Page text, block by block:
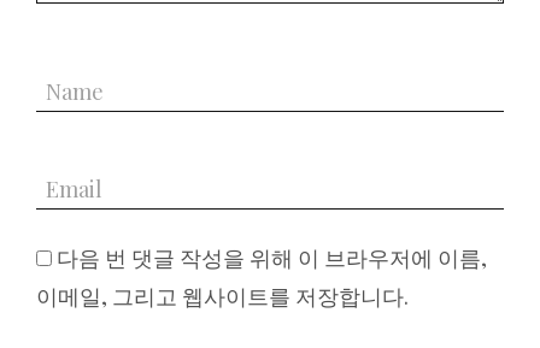
다음 번 댓글 작성을 위해 이 브라우저에 이름,
이메일, 그리고 웹사이트를 저장합니다.